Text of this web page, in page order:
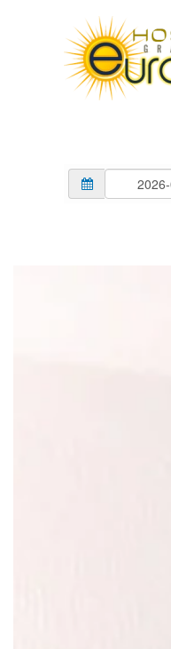
Skip to main content